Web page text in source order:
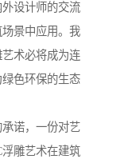
设计师的交流
景中应用。我
术必将成为连
色环保的生态
诺，一份对艺
雕艺术在建筑